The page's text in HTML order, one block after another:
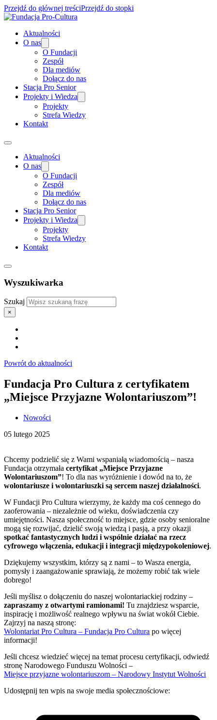
Przejdź do głównej treściPrzejdź do stopki
Aktualności
O nas
O Fundacji
Zespół
Dla mediów
Dołącz do nas
Stacja Pro Senior
Projekty i Wiedza
Projekty
Strefa Wiedzy
Kontakt
Aktualności
O nas
O Fundacji
Zespół
Dla mediów
Dołącz do nas
Stacja Pro Senior
Projekty i Wiedza
Projekty
Strefa Wiedzy
Kontakt
Wyszukiwarka
Szukaj
×
Powrót do aktualności
Fundacja Pro Cultura z certyfikatem
„Miejsce Przyjazne Wolontariuszom”!
Nowości
05 lutego 2025
Chcemy podzielić się z Wami wspaniałą wiadomością – nasza
Fundacja otrzymała certyfikat „Miejsce Przyjazne
Wolontariuszom”! To dla nas wyróżnienie i dowód na to, że
wolontariusze i wolontariuszki są sercem naszej działalności.
W Fundacji Pro Cultura wierzymy, że każdy ma coś cennego do
zaoferowania – niezależnie od wieku, doświadczenia czy
umiejętności. Nasza społeczność to miejsce, gdzie osoby senioralne
mogą się rozwijać, dzielić swoją wiedzą i pasją, a przy okazji
spotkać fantastycznych ludzi i wspólnie działać na rzecz
cyfrowego włączenia, edukacji i integracji międzypokoleniowej.
Dziękujemy wszystkim, którzy są z nami – to Wasza energia,
pomysły i zaangażowanie sprawiają, że możemy robić tak wiele
dobrego!
Jeśli myślisz o dołączeniu do naszej wolontariackiej rodziny –
zapraszamy z otwartymi ramionami! Tu znajdziesz wsparcie,
inspirację i możliwość realnego wpływu na świat wokół Ciebie.
Zajrzyj na naszą stronę:
Wolontariat Pro Cultura – Fundacja Pro Cultura po więcej
informacji!
Jeśli chcesz wiedzieć więcej na temat procesu certyfikacji, odwiedź
stronę Narodowego Funduszu Wolności –
Miejsce przyjazne wolontariuszom – Narodowy Instytut Wolności
Udostępnij ten wpis na swoje media społecznościowe: